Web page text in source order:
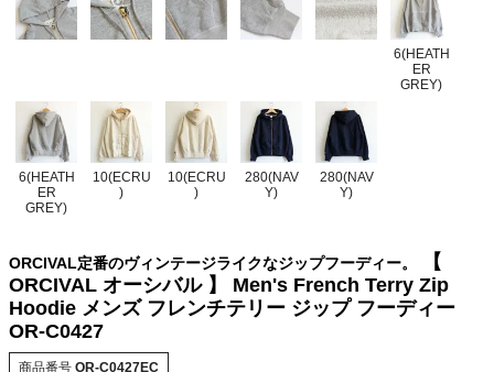
6(HEATH
ER
GREY)
6(HEATH
ER
GREY)
10(ECRU
)
10(ECRU
)
280(NAV
Y)
280(NAV
Y)
ORCIVAL定番のヴィンテージライクなジップフーディー。
【
ORCIVAL オーシバル 】 Men's French Terry Zip
Hoodie メンズ フレンチテリー ジップ フーディー
OR-C0427
商品番号 OR-C0427EC